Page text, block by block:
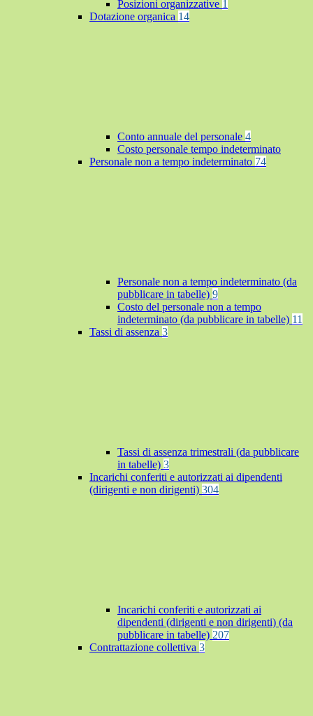
Posizioni organizzative 1
Dotazione organica 14
Conto annuale del personale 4
Costo personale tempo indeterminato
Personale non a tempo indeterminato 74
Personale non a tempo indeterminato (da
pubblicare in tabelle) 9
Costo del personale non a tempo
indeterminato (da pubblicare in tabelle) 11
Tassi di assenza 3
Tassi di assenza trimestrali (da pubblicare
in tabelle) 3
Incarichi conferiti e autorizzati ai dipendenti
(dirigenti e non dirigenti) 304
Incarichi conferiti e autorizzati ai
dipendenti (dirigenti e non dirigenti) (da
pubblicare in tabelle) 207
Contrattazione collettiva 3